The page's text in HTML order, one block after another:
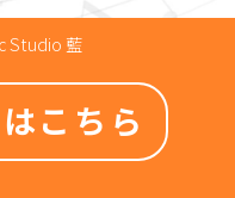
Studio 藍
こちら